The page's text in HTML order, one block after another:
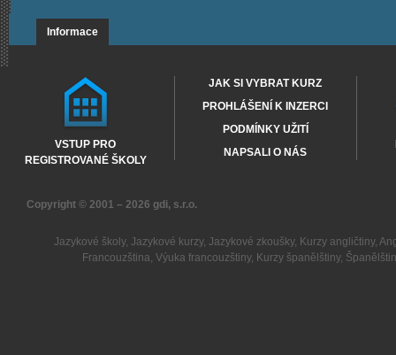
Informace
VSTUP PRO
REGISTROVANÉ ŠKOLY
JAK SI VYBRAT KURZ
PROHLÁŠENÍ K INZERCI
PODMÍNKY UŽITÍ
NAPSALI O NÁS
Copyright © 2001 – 2026 gdi, s.r.o.
Jazykové školy, Jazykové kurzy, Jazykové zkoušky, Kurzy angličtiny,
Francouzština,Výuka francouzštiny, Kurzy španělštiny,